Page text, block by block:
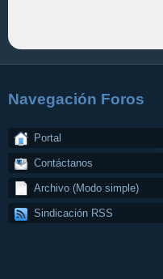
Navegación Foros
Portal
Contáctanos
Archivo (Modo simple)
Sindicación RSS